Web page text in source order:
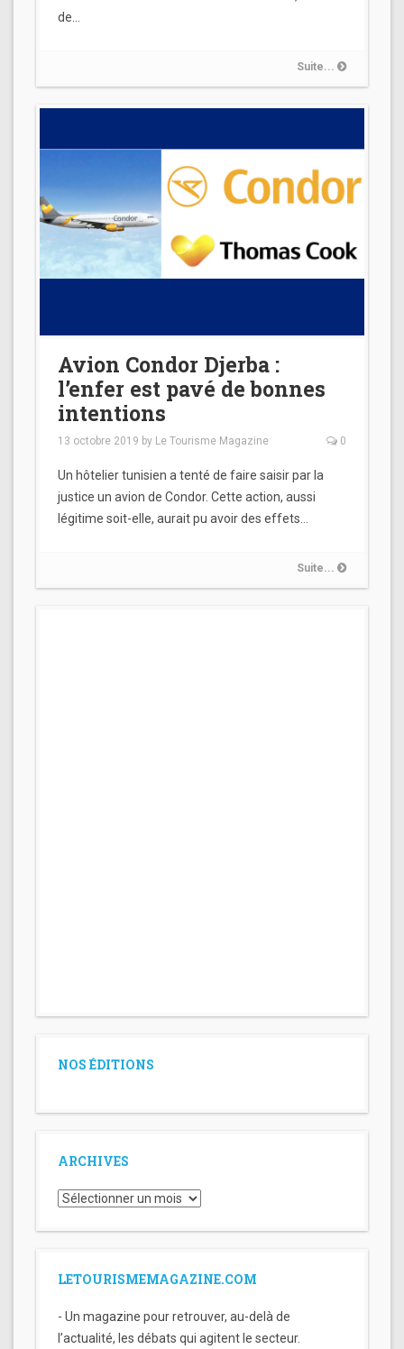
de…
Suite...
Avion Condor Djerba :
l’enfer est pavé de bonnes
intentions
13 octobre 2019 by Le Tourisme Magazine 0
Un hôtelier tunisien a tenté de faire saisir par la
justice un avion de Condor. Cette action, aussi
légitime soit-elle, aurait pu avoir des effets…
Suite...
NOS ÉDITIONS
ARCHIVES
Archives
LETOURISMEMAGAZINE.COM
- Un magazine pour retrouver, au-delà de
l’actualité, les débats qui agitent le secteur.